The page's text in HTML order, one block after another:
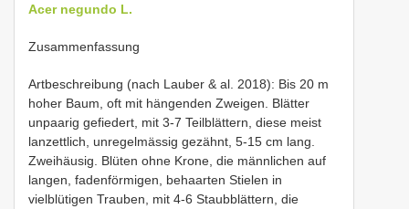
Acer negundo L.
Zusammenfassung
Artbeschreibung (nach Lauber & al. 2018): Bis 20 m
hoher Baum, oft mit hängenden Zweigen. Blätter
unpaarig gefiedert, mit 3-7 Teilblättern, diese meist
lanzettlich, unregelmässig gezähnt, 5-15 cm lang.
Zweihäusig. Blüten ohne Krone, die männlichen auf
langen, fadenförmigen, behaarten Stielen in
vielblütigen Trauben, mit 4-6 Staubblättern, die